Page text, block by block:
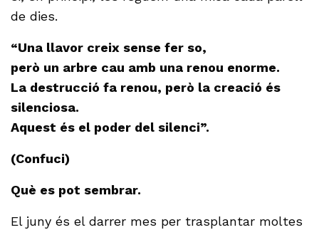
de dies.
“Una llavor creix sense fer so,
però un arbre cau amb una renou enorme.
La destrucció fa renou, però la creació és
silenciosa.
Aquest és el poder del silenci”.
(Confuci)
Què es pot sembrar.
El juny és el darrer mes per trasplantar moltes